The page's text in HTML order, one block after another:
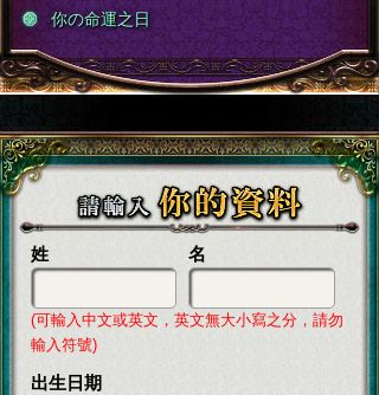
你の命運之日
姓 名
(可輸入中文或英文，英文無大小寫之分，請勿
輸入符號)
出生日期